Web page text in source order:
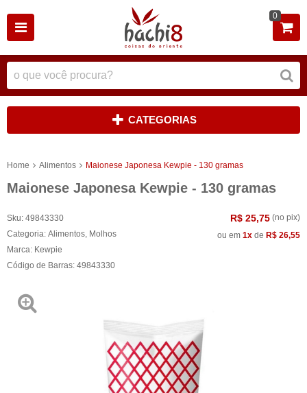
0
CATEGORIAS
Home Alimentos Maionese Japonesa Kewpie - 130 gramas
Maionese Japonesa Kewpie - 130 gramas
Sku: 49843330
Categoria: Alimentos Molhos
Marca: Kewpie
Código de Barras: 49843330
R$ 25,75 (no pix)
ou em 1x de R$ 26,55